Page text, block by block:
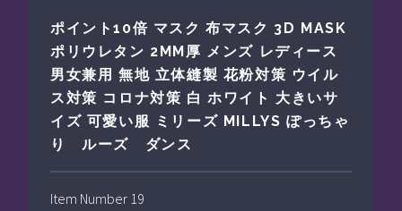
ポイント10倍 マスク 布マスク 3D MASK
ポリウレタン 2MM厚 メンズ レディース
男女兼用 無地 立体縫製 花粉対策 ウイル
ス対策 コロナ対策 白 ホワイト 大きいサ
イズ 可愛い服 ミリーズ MILLYS ぽっちゃ
り ルーズ ダンス
Item Number 19